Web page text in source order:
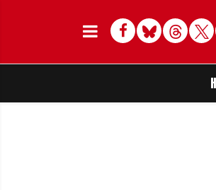
Facebook
Bluesky